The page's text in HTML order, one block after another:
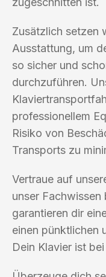
Zusätzlich setzen
Ausstattung, um
so sicher und
durchzuführen.
professionellem
Risiko von
Transports zu
Vertraue auf
unser
garantieren dir
einen pünktlichen
Dein Klavier ist